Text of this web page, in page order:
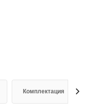
Комплектация